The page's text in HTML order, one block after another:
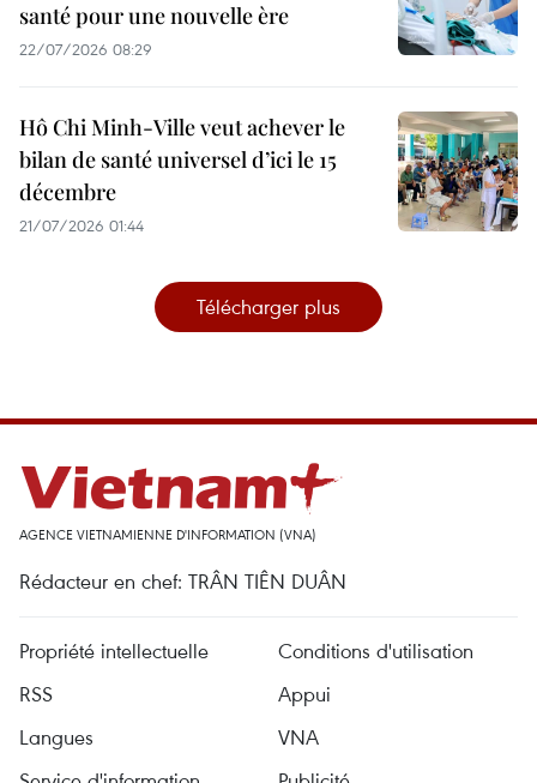
santé pour une nouvelle ère
22/07/2026 08:29
Hô Chi Minh-Ville veut achever le
bilan de santé universel d’ici le 15
décembre
21/07/2026 01:44
Télécharger plus
AGENCE VIETNAMIENNE D'INFORMATION (VNA)
Rédacteur en chef: TRÂN TIÊN DUÂN
Propriété intellectuelle
Conditions d'utilisation
RSS
Appui
Langues
VNA